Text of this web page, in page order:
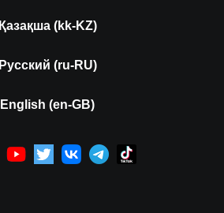
Қазақша (kk-KZ)
Русский (ru-RU)
English (en-GB)